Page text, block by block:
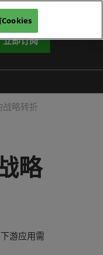
立即订阅
略转折
略
游应用需
Cookies